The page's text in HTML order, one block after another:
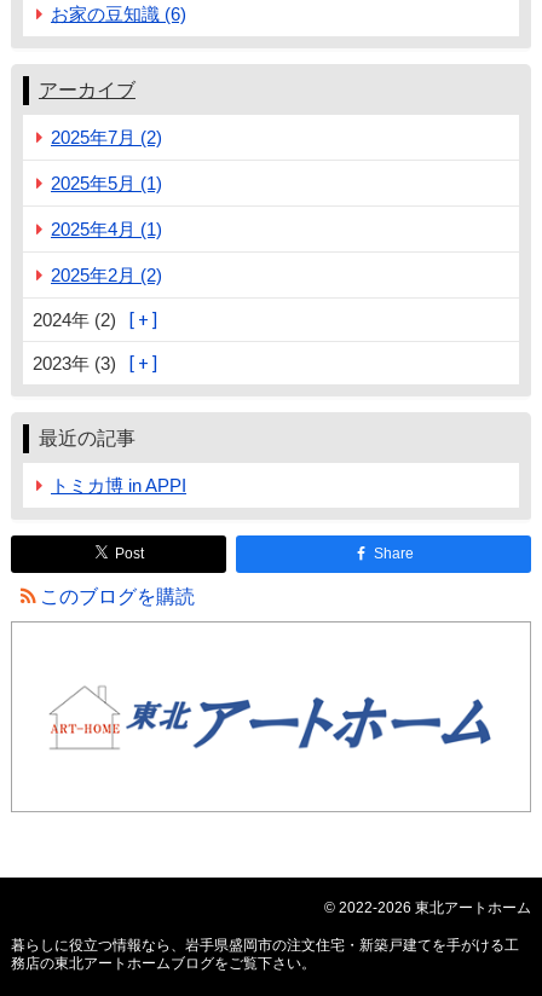
お家の豆知識 (6)
アーカイブ
2025年7月 (2)
2025年5月 (1)
2025年4月 (1)
2025年2月 (2)
2024年 (2)
2023年 (3)
最近の記事
トミカ博 in APPI
Post Share
このブログを購読
© 2022-2026 東北アートホーム
暮らしに役立つ情報なら、 岩手県盛岡市の注文住宅・新築戸建てを手がける工
務店の東北アートホームブログをご覧下さい。